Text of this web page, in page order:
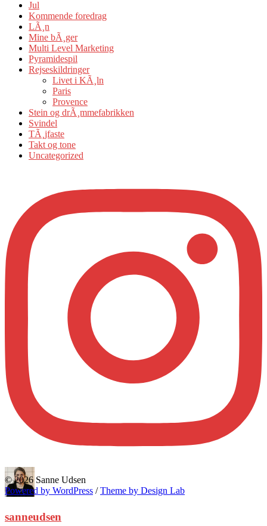
Jul
Kommende foredrag
LÃ¸n
Mine bÃ¸ger
Multi Level Marketing
Pyramidespil
Rejseskildringer
Livet i KÃ¸ln
Paris
Provence
Stein og drÃ¸mmefabrikken
Svindel
TÃ¸jfaste
Takt og tone
Uncategorized
sanneudsen
© 2026 Sanne Udsen
Powered by WordPress /Theme by Design Lab